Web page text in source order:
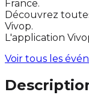
France.
Découvrez
Vivop.
L'application
Voir tous les